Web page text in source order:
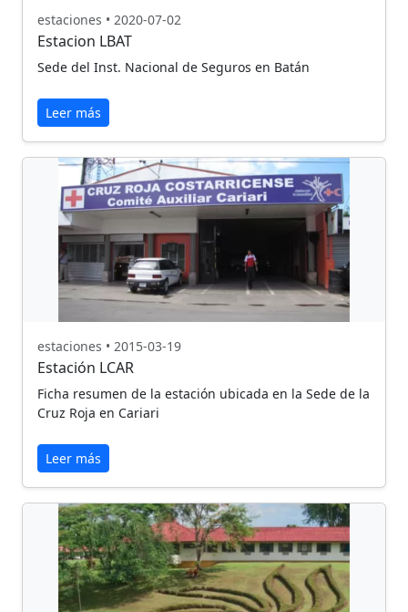
estaciones • 2020-07-02
Estacion LBAT
Sede del Inst. Nacional de Seguros en Batán
Leer más
estaciones • 2015-03-19
Estación LCAR
Ficha resumen de la estación ubicada en la Sede de la
Cruz Roja en Cariari
Leer más